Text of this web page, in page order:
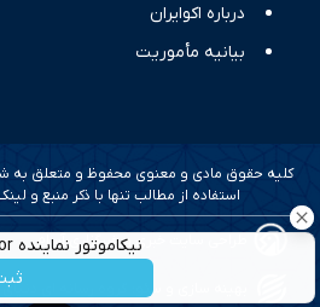
نیکاموتور نماینده IM Motor و Lynk&Co در ایران
درباره اکوایران
بیانیه مأموریت
کلیه حقوق مادی و معنوی محفوظ و متعلق به
استفاده از مطالب تنها با ذکر منبع و
طراحی سایت خبری و خبرگزاری آسام
بهینه سازی و سئو؛ گروه رسانه ای